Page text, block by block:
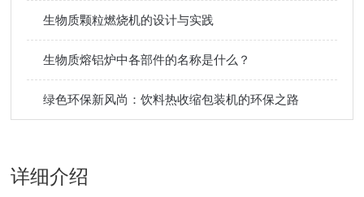
生物质颗粒燃烧机的设计与实践
生物质熔铝炉中各部件的名称是什么？
绿色环保新风尚：饮料热收缩包装机的环保之路
详细介绍